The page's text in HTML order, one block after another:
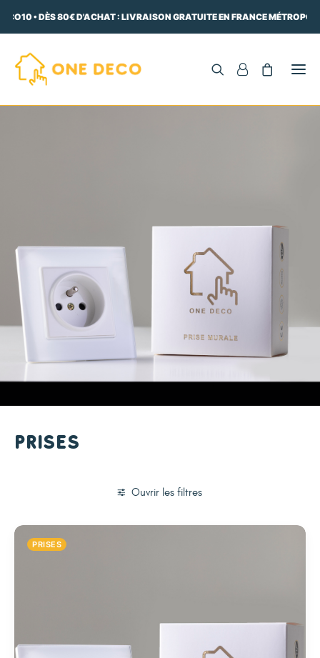
• DÈS 80€ D'ACHAT : LIVRAISON GRATUITE EN FRANCE
Prises
Ouvrir les filtres
PRISES